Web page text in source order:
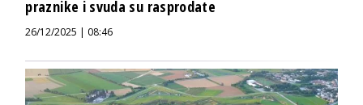
praznike i svuda su rasprodate
26/12/2025 | 08:46